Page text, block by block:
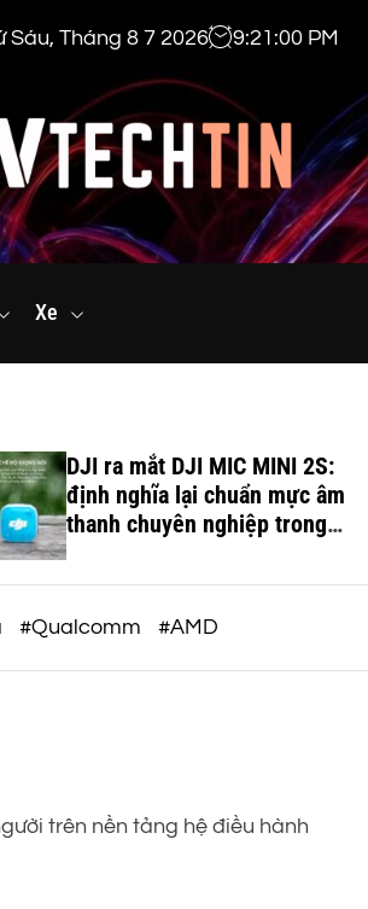
Sáu, Tháng 8 7 2026 9:21 :01 PM
Xe
DJI ra mắt DJI MIC MINI 2S:
định nghĩa lại chuẩn mực âm
thanh chuyên nghiệp trong
thiết kế siêu nhẹ 12Gram và
khả năng ghi âm 32-BIT FLOAT
#Qualcomm #AMD
trên nền tảng hệ điều hành